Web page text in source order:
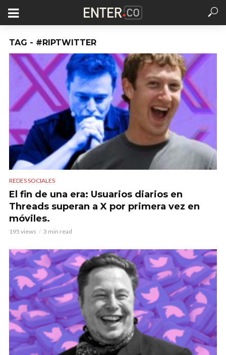
TAG - #RIPTWITTER
REDES SOCIALES
El fin de una era: Usuarios diarios en
Threads superan a X por primera vez en
móviles.
195 views 3 min read